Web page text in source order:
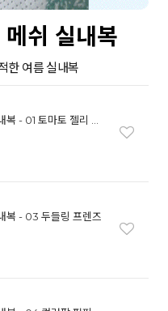
쉬 실내복
한 여름 실내복
복 - 01 토마토 젤리 베
복 - 03 두들링 프렌즈